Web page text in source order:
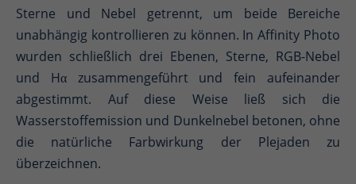
Sterne und Nebel getrennt, um beide Bereiche
unabhängig kontrollieren zu können. In Affinity Photo
wurden schließlich drei Ebenen, Sterne, RGB-Nebel
und Hα zusammengeführt und fein aufeinander
abgestimmt. Auf diese Weise ließ sich die
Wasserstoffemission und Dunkelnebel betonen, ohne
die natürliche Farbwirkung der Plejaden zu
überzeichnen.